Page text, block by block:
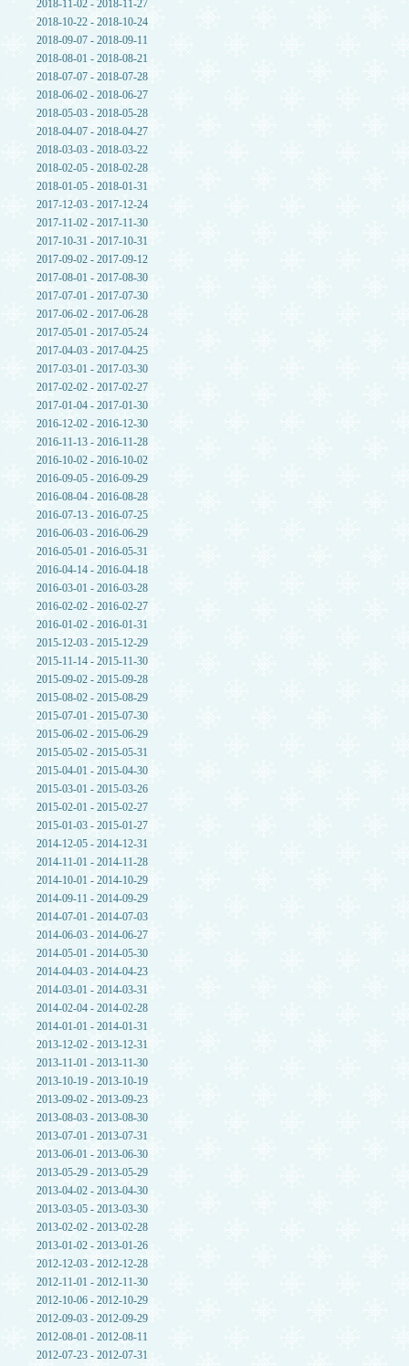
2018-11-02 - 2018-11-27
2018-10-22 - 2018-10-24
2018-09-07 - 2018-09-11
2018-08-01 - 2018-08-21
2018-07-07 - 2018-07-28
2018-06-02 - 2018-06-27
2018-05-03 - 2018-05-28
2018-04-07 - 2018-04-27
2018-03-03 - 2018-03-22
2018-02-05 - 2018-02-28
2018-01-05 - 2018-01-31
2017-12-03 - 2017-12-24
2017-11-02 - 2017-11-30
2017-10-31 - 2017-10-31
2017-09-02 - 2017-09-12
2017-08-01 - 2017-08-30
2017-07-01 - 2017-07-30
2017-06-02 - 2017-06-28
2017-05-01 - 2017-05-24
2017-04-03 - 2017-04-25
2017-03-01 - 2017-03-30
2017-02-02 - 2017-02-27
2017-01-04 - 2017-01-30
2016-12-02 - 2016-12-30
2016-11-13 - 2016-11-28
2016-10-02 - 2016-10-02
2016-09-05 - 2016-09-29
2016-08-04 - 2016-08-28
2016-07-13 - 2016-07-25
2016-06-03 - 2016-06-29
2016-05-01 - 2016-05-31
2016-04-14 - 2016-04-18
2016-03-01 - 2016-03-28
2016-02-02 - 2016-02-27
2016-01-02 - 2016-01-31
2015-12-03 - 2015-12-29
2015-11-14 - 2015-11-30
2015-09-02 - 2015-09-28
2015-08-02 - 2015-08-29
2015-07-01 - 2015-07-30
2015-06-02 - 2015-06-29
2015-05-02 - 2015-05-31
2015-04-01 - 2015-04-30
2015-03-01 - 2015-03-26
2015-02-01 - 2015-02-27
2015-01-03 - 2015-01-27
2014-12-05 - 2014-12-31
2014-11-01 - 2014-11-28
2014-10-01 - 2014-10-29
2014-09-11 - 2014-09-29
2014-07-01 - 2014-07-03
2014-06-03 - 2014-06-27
2014-05-01 - 2014-05-30
2014-04-03 - 2014-04-23
2014-03-01 - 2014-03-31
2014-02-04 - 2014-02-28
2014-01-01 - 2014-01-31
2013-12-02 - 2013-12-31
2013-11-01 - 2013-11-30
2013-10-19 - 2013-10-19
2013-09-02 - 2013-09-23
2013-08-03 - 2013-08-30
2013-07-01 - 2013-07-31
2013-06-01 - 2013-06-30
2013-05-29 - 2013-05-29
2013-04-02 - 2013-04-30
2013-03-05 - 2013-03-30
2013-02-02 - 2013-02-28
2013-01-02 - 2013-01-26
2012-12-03 - 2012-12-28
2012-11-01 - 2012-11-30
2012-10-06 - 2012-10-29
2012-09-03 - 2012-09-29
2012-08-01 - 2012-08-11
2012-07-23 - 2012-07-31